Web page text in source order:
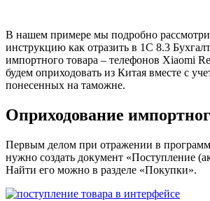
В нашем примере мы подробно
инструкцию как отразить в 1С 8.3
импортного товара – телефонов Xiaomi
будем оприходовать из Китая вместе с
понесенных на таможне.
Оприходование
Первым делом при отражении в
нужно создать документ «Поступление
Найти его можно в разделе «Покупки».